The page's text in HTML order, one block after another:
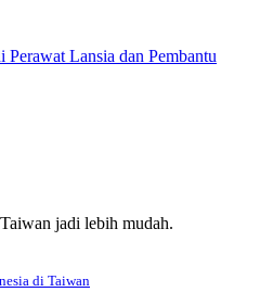
Lansia dan Pembantu
jadi lebih mudah.
di Taiwan